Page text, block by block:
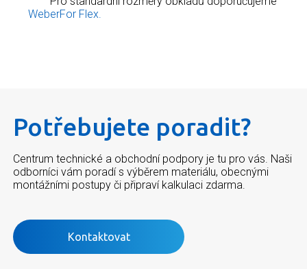
WeberFor Flex.
Potřebujete poradit?
Centrum technické a obchodní podpory je tu pro vás. Naši
odborníci vám poradí s výběrem materiálu, obecnými
montážními postupy či připraví kalkulaci zdarma.
Kontaktovat